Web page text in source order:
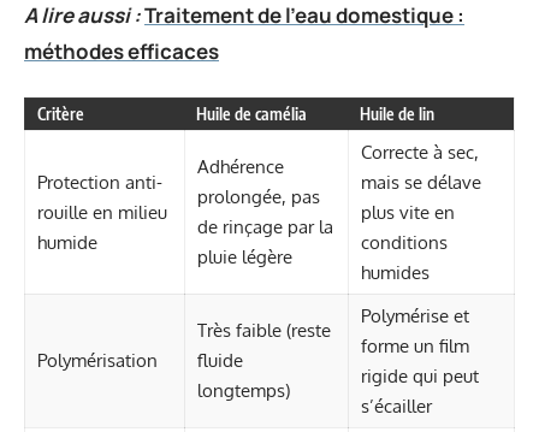
A lire aussi :Traitement de l'eau domestique :
méthodes efficaces
Critère Huile de camélia Huile de lin
Protection anti-
rouille en milieu
humide
Adhérence
prolongée, pas
de rinçage par la
pluie légère
Correcte à sec,
mais se délave
plus vite en
conditions
humides
Polymérisation
Très faible (reste
fluide
longtemps)
Polymérise et
forme un film
rigide qui peut
s’écailler